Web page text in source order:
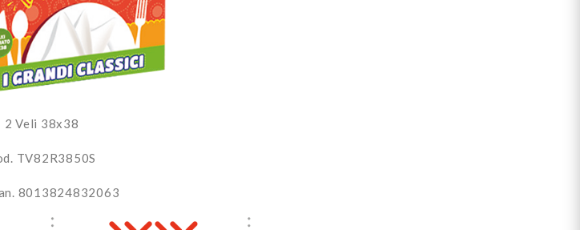
2 Veli 38x38
TV82R3850S
8013824832063